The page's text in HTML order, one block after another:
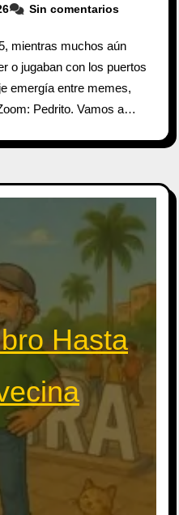
Sin comentarios
mientras muchos aún
o jugaban con los puertos
emergía entre memes,
Pedrito. Vamos a…
Hasta